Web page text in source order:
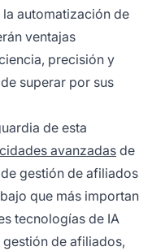
automatización de
ventajas
precisión y
superar por sus
de esta
avanzadas de
gestión de afiliados
que más importan
tecnologías de IA
de afiliados,